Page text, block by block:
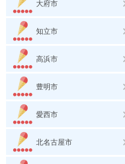
大府市
知立市
高浜市
豊明市
愛西市
北名古屋市